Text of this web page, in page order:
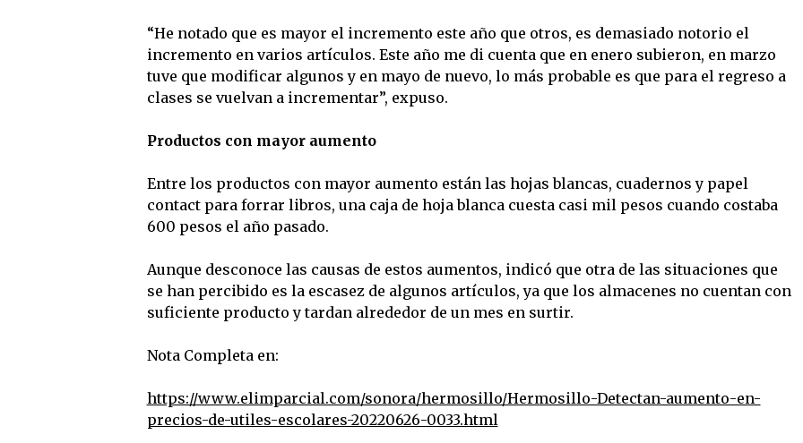
“He notado que es mayor el incremento este año que otros, es demasiado notorio el
incremento en varios artículos. Este año me di cuenta que en enero subieron, en marzo
tuve que modificar algunos y en mayo de nuevo, lo más probable es que para el regreso a
clases se vuelvan a incrementar”, expuso.
Productos con mayor aumento
Entre los productos con mayor aumento están las hojas blancas, cuadernos y papel
contact para forrar libros, una caja de hoja blanca cuesta casi mil pesos cuando costaba
600 pesos el año pasado.
Aunque desconoce las causas de estos aumentos, indicó que otra de las situaciones que
se han percibido es la escasez de algunos artículos, ya que los almacenes no cuentan con
suficiente producto y tardan alrededor de un mes en surtir.
Nota Completa en:
https://www.elimparcial.com/sonora/hermosillo/Hermosillo-Detectan-aumento-en-
precios-de-utiles-escolares-20220626-0033.html